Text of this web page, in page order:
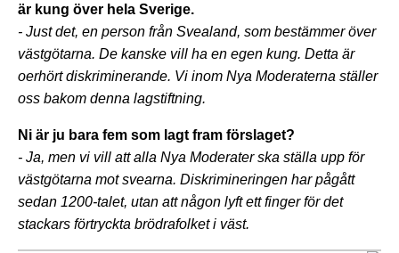
är kung över hela Sverige.
- Just det, en person från Svealand, som bestämmer över
västgötarna. De kanske vill ha en egen kung. Detta är
oerhört diskriminerande. Vi inom Nya Moderaterna ställer
oss bakom denna lagstiftning.
Ni är ju bara fem som lagt fram förslaget?
- Ja, men vi vill att alla Nya Moderater ska ställa upp för
västgötarna mot svearna. Diskrimineringen har pågått
sedan 1200-talet, utan att någon lyft ett finger för det
stackars förtryckta brödrafolket i väst.